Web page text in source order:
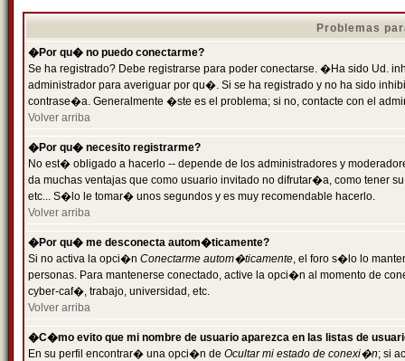
Problemas
�Por qu� no puedo conectarme?
Se ha registrado? Debe registrarse para poder conectarse. �Ha sido Ud.
administrador para averiguar por qu�. Si se ha registrado y no ha sido
contrase�a. Generalmente �ste es el problema; si no, contacte con el
Volver arriba
�Por qu� necesito registrarme?
No est� obligado a hacerlo -- depende de los administradores y
da muchas ventajas que como usuario invitado no difrutar�a, como tener
etc... S�lo le tomar� unos segundos y es muy recomendable hacerlo.
Volver arriba
�Por qu� me desconecta autom�ticamente?
Si no activa la opci�n Conectarme autom�ticamente, el foro s�lo lo
personas. Para mantenerse conectado, active la opci�n al momento de
cyber-caf�, trabajo, universidad, etc.
Volver arriba
�C�mo evito que mi nombre de usuario aparezca en las listas de
En su perfil encontrar� una opci�n de Ocultar mi estado de conexi�n; si